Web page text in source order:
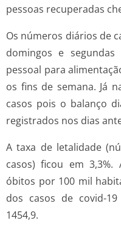
pessoas recuperadas
Os números diários de
domingos e
pessoal para
os fins de semana. Já
casos pois o balanço
registrados nos dias
A taxa de letalidade
casos) ficou em
óbitos por 100 mil
dos casos de covid-
1454,9.